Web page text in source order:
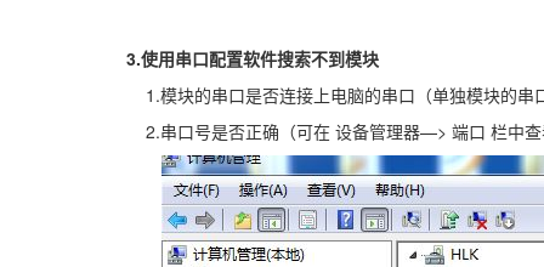
3.使用串口配置软件搜索不到模块
1.模块的串口是否连接上电脑的串口（单独模块的串
2.串口号是否正确（可在 设备管理器—> 端口 栏中查